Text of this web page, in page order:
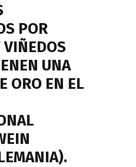
POR
VIÑEDOS
UNA
ORO EN EL